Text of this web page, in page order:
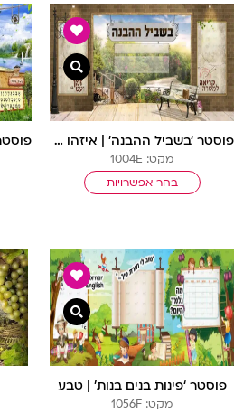
פוסטר ‘בשביל ההבנה’ | איזהו גיבור
מקט: 1004E
בחר אפשרויות
צפייה מהירה
פוסטר ‘פינות בנים בנות’ | טבע
מקט: 1056F
צפייה מהירה